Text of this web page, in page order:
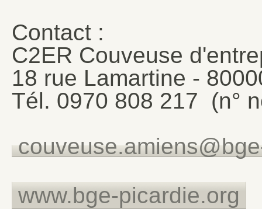
Contact :
C2ER Couveuse
18 rue Lamartine -
Tél. 0970 808 217 (n°
www.bge-picardie.org